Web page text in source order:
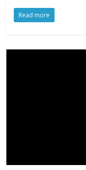
людей
эти
Read more